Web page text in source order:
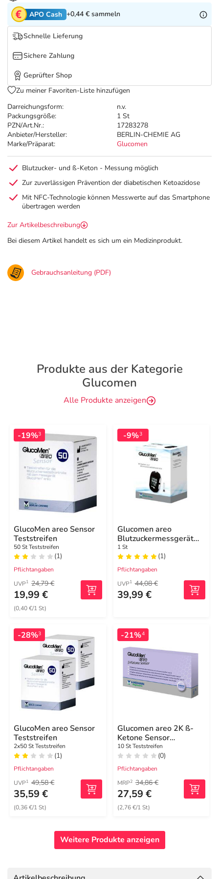
Tierapotheke
Vitamine & Mineralstoffe
Marken
Salus Deals
Darreichungsform:
n.v.
Packungsgröße:
1 St
PZN/Art.Nr.:
17283278
Anbieter/Hersteller:
BERLIN-CHEMIE AG
Marke/Präparat:
Glucomen
APO Cash +0,44 € sammeln
Schnelle Lieferung
Sichere Zahlung
Geprüfter Shop
Zu meiner Favoriten-Liste hinzufügen
Blutzucker- und ß-Keton - Messung möglich
Zur zuverlässigen Prävention der diabetischen Ketoazidose
Mit NFC-Technologie können Messwerte auf das Smartphone
übertragen werden
Zur Artikelbeschreibung
Bei diesem Artikel handelt es sich um ein Medizinprodukt.
Gebrauchsanleitung (PDF)
Produkte aus der Kategorie
Glucomen
Alle Produkte anzeigen
-19%3
GlucoMen areo Sensor
Teststreifen
50 St Teststreifen
(1)
Pflichtangaben
UVP1 24,79 €
19,99 €
(0,40 €/1 St)
-9%3
Glucomen areo
Blutzuckermessgerät
Set mg / dl
1 St
(1)
Pflichtangaben
UVP1 44,08 €
39,99 €
-28%3
GlucoMen areo Sensor
Teststreifen
2x50 St Teststreifen
(1)
Pflichtangaben
UVP1 49,58 €
35,59 €
(0,36 €/1 St)
-21%4
Glucomen areo 2K ß-
Ketone Sensor
Teststreifen
10 St Teststreifen
(0)
Pflichtangaben
MRP2 34,86 €
27,59 €
(2,76 €/1 St)
Weitere Produkte anzeigen